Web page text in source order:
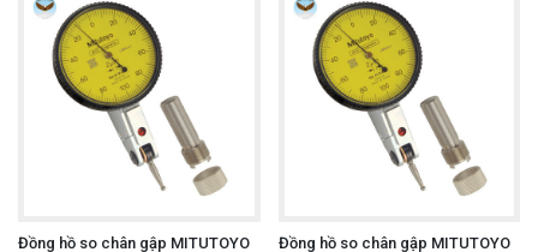
Đồng hồ so chân gập MITUTOYO
Đồng hồ so chân gập MITUTOYO